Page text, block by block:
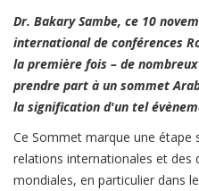
Dr. Bakary Sambe, ce 10
international de conférences
la première fois – de
prendre part à un sommet
la signification d'un tel
Ce Sommet marque une étape
relations internationales et des
mondiales, en particulier dans